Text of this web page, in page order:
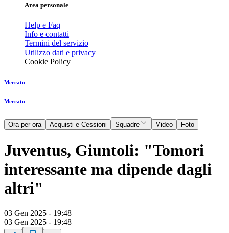
Area personale
Help e Faq
Info e contatti
Termini del servizio
Utilizzo dati e privacy
Cookie Policy
Mercato
Mercato
Ora per ora Acquisti e Cessioni Squadre Video Foto
Juventus, Giuntoli: "Tomori
interessante ma dipende dagli
altri"
03 Gen 2025 - 19:48
03 Gen 2025 - 19:48